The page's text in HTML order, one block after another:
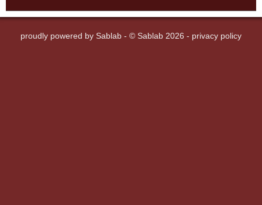
proudly powered by Sablab - © Sablab 2026 - privacy policy